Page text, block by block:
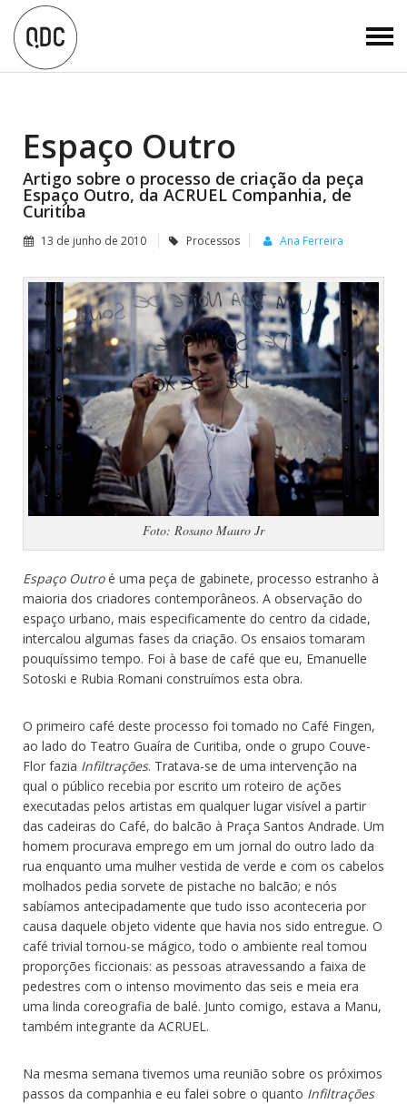
Espaço Outro
Artigo sobre o processo de criação da peça
Espaço Outro, da ACRUEL Companhia, de
Curitiba
13 de junho de 2010 Processos Ana Ferreira
Foto: Rosano Mauro Jr
Espaço Outroé uma peça de gabinete, processo estranho à
maioria dos criadores contemporâneos. A observação do
espaço urbano, mais especificamente do centro da cidade,
intercalou algumas fases da criação. Os ensaios tomaram
pouquíssimo tempo. Foi à base de café que eu, Emanuelle
Sotoski e Rubia Romani construímos esta obra.
O primeiro café deste processo foi tomado no Café Fingen,
ao lado do Teatro Guaíra de Curitiba, onde o grupo Couve-
Flor fazia Infiltrações. Tratava-se de uma intervenção na
qual o público recebia por escrito um roteiro de ações
executadas pelos artistas em qualquer lugar visível a partir
das cadeiras do Café, do balcão à Praça Santos Andrade. Um
homem procurava emprego em um jornal do outro lado da
rua enquanto uma mulher vestida de verde e com os cabelos
molhados pedia sorvete de pistache no balcão; e nós
sabíamos antecipadamente que tudo isso aconteceria por
causa daquele objeto vidente que havia nos sido entregue. O
café trivial tornou-se mágico, todo o ambiente real tomou
proporções ficcionais: as pessoas atravessando a faixa de
pedestres com o intenso movimento das seis e meia era
uma linda coreografia de balé. Junto comigo, estava a Manu,
também integrante da ACRUEL.
Na mesma semana tivemos uma reunião sobre os próximos
passos da companhia e eu falei sobre o quanto Infiltrações